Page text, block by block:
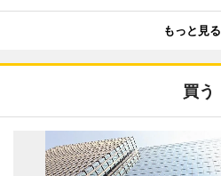
もっと見る
買う